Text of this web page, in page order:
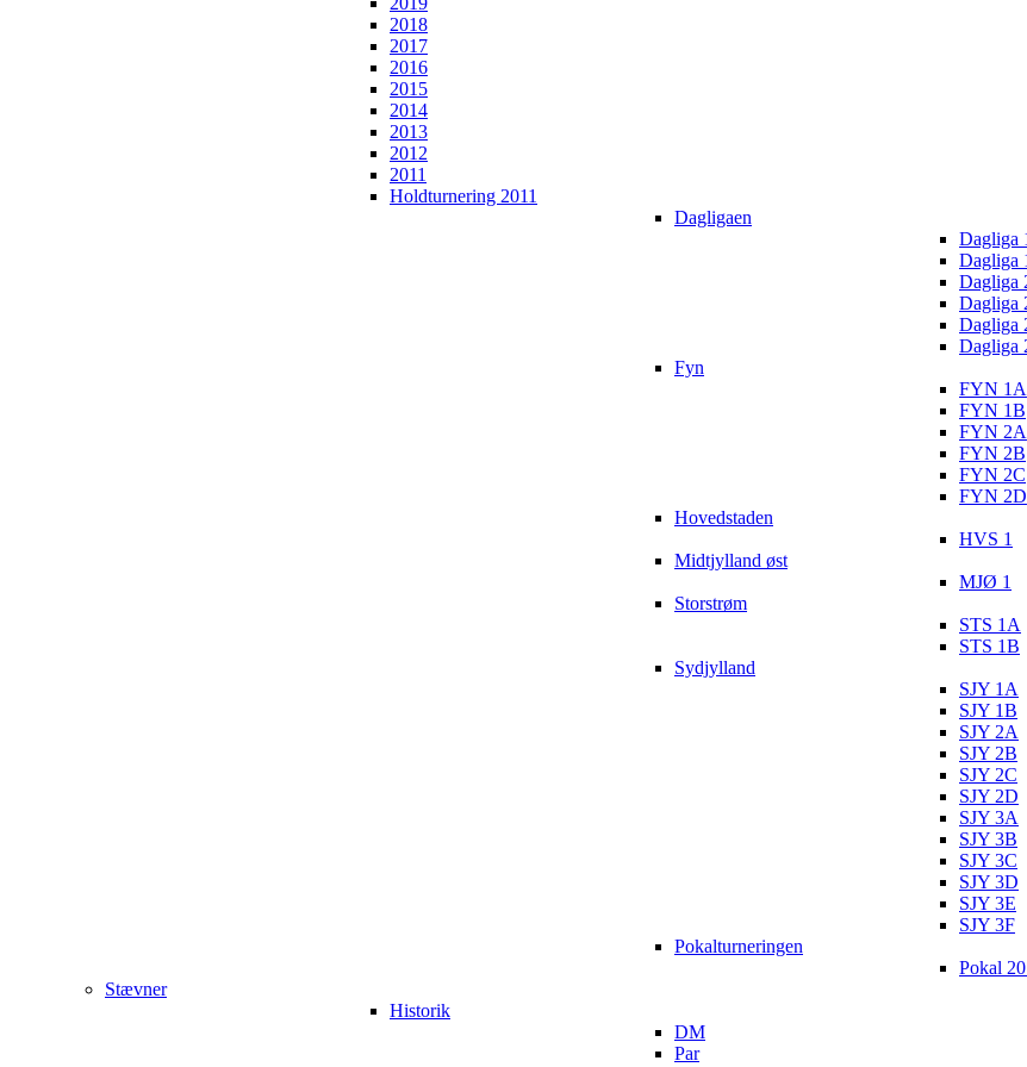
2018
2017
2016
2015
2014
2013
2012
2011
Holdturnering 2011
Dagligaen
Dagliga
Dagliga
Dagliga
Dagliga
Dagliga
Dagliga
Fyn
FYN 1A
FYN 1B
FYN 2A
FYN 2B
FYN 2C
FYN 2D
Hovedstaden
HVS 1
Midtjylland øst
MJØ 1
Storstrøm
STS 1A
STS 1B
Sydjylland
SJY 1A
SJY 1B
SJY 2A
SJY 2B
SJY 2C
SJY 2D
SJY 3A
SJY 3B
SJY 3C
SJY 3D
SJY 3E
SJY 3F
Pokalturneringen
Pokal
Stævner
Historik
DM
Par